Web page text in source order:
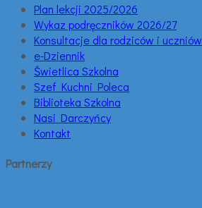
Plan lekcji 2025/2026
Wykaz podręczników 2026/27
Konsultacje dla rodziców i uczniów
e-Dziennik
Świetlica Szkolna
Szef Kuchni Poleca
Biblioteka Szkolna
Nasi Darczyńcy
Kontakt
Partnerzy